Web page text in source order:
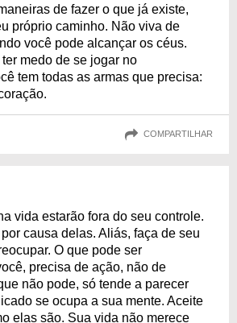
de fazer o que já existe,
próprio caminho. Não viva de
você pode alcançar os céus.
medo de se jogar no
tem todas as armas que precisa:
COMPARTILHAR
vida estarão fora do seu controle.
causa delas. Aliás, faça de seu
O que pode ser
precisa de ação, não de
não pode, só tende a parecer
se ocupa a sua mente. Aceite
elas são. Sua vida não merece